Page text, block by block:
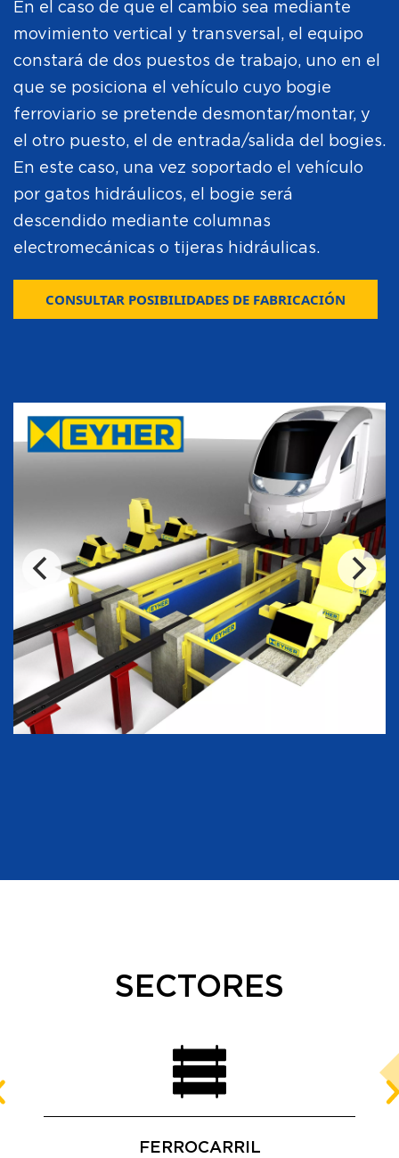
En el caso de que el cambio sea mediante
movimiento vertical y transversal, el equipo
constará de dos puestos de trabajo, uno en el
que se posiciona el vehículo cuyo bogie
ferroviario se pretende desmontar/montar, y
el otro puesto, el de entrada/salida del bogies.
En este caso, una vez soportado el vehículo
por gatos hidráulicos, el bogie será
descendido mediante columnas
electromecánicas o tijeras hidráulicas.
CONSULTAR POSIBILIDADES DE FABRICACIÓN
SECTORES
FERROCARRIL